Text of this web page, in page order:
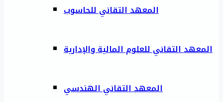
المعهد التقاني للحاسوب
المعهد التقاني للعلوم المالية والإدارية
المعهد التقاني الهندسي